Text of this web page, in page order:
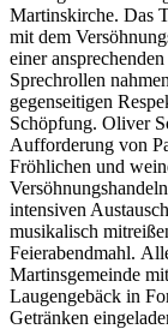
Martinskirche. Das
mit dem
einer
Sprechrollen
gegenseitigen
Schöpfung. Oliver
Aufforderung von
Fröhlichen und
intensiven
musikalisch
Feierabendmahl.
Martinsgemeinde
Laugengebäck in
Getränken